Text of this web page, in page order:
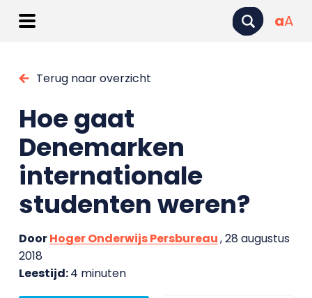
aA
Terug naar overzicht
Hoe gaat
Denemarken
internationale
studenten weren?
DoorHoger Onderwijs Persbureau, 28 augustus
2018
Leestijd:4 minuten